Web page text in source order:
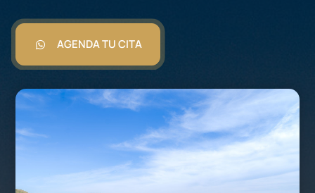
AGENDA TU CITA